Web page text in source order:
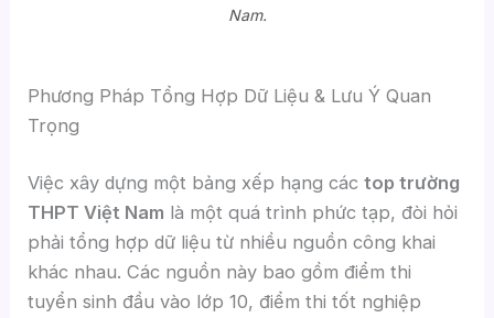
Nam.
Phương Pháp Tổng Hợp Dữ Liệu & Lưu Ý Quan
Trọng
Việc xây dựng một bảng xếp hạng cáctop trường
THPT Việt Nam là một quá trình phức tạp, đòi hỏi
phải tổng hợp dữ liệu từ nhiều nguồn công khai
khác nhau. Các nguồn này bao gồm điểm thi
tuyển sinh đầu vào lớp 10, điểm thi tốt nghiệp